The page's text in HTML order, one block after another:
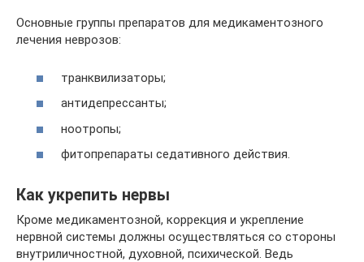
Основные группы препаратов для медикаментозного
лечения неврозов:
транквилизаторы;
антидепрессанты;
ноотропы;
фитопрепараты седативного действия.
Как укрепить нервы
Кроме медикаментозной, коррекция и укрепление
нервной системы должны осуществляться со стороны
внутриличностной, духовной, психической. Ведь